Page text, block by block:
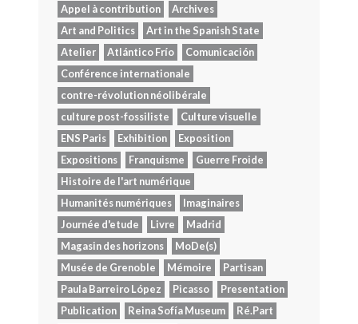
Appel à contribution
Archives
Art and Politics
Art in the Spanish State
Atelier
Atlántico Frío
Comunicación
Conférence internationale
contre-révolution néolibérale
culture post-fossiliste
Culture visuelle
ENS Paris
Exhibition
Exposition
Expositions
Franquisme
Guerre Froide
Histoire de l'art numérique
Humanités numériques
Imaginaires
Journée d'etude
Livre
Madrid
Magasin des horizons
MoDe(s)
Musée de Grenoble
Mémoire
Partisan
Paula Barreiro López
Picasso
Presentation
Publication
Reina Sofía Museum
Ré.Part